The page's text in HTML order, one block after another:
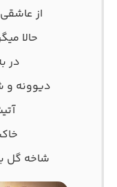
از
حالا
در
دیوونه و
شاخه گل